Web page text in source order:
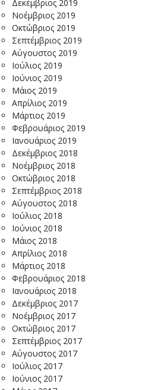
Δεκέμβριος 2019
Νοέμβριος 2019
Οκτώβριος 2019
Σεπτέμβριος 2019
Αύγουστος 2019
Ιούλιος 2019
Ιούνιος 2019
Μάιος 2019
Απρίλιος 2019
Μάρτιος 2019
Φεβρουάριος 2019
Ιανουάριος 2019
Δεκέμβριος 2018
Νοέμβριος 2018
Οκτώβριος 2018
Σεπτέμβριος 2018
Αύγουστος 2018
Ιούλιος 2018
Ιούνιος 2018
Μάιος 2018
Απρίλιος 2018
Μάρτιος 2018
Φεβρουάριος 2018
Ιανουάριος 2018
Δεκέμβριος 2017
Νοέμβριος 2017
Οκτώβριος 2017
Σεπτέμβριος 2017
Αύγουστος 2017
Ιούλιος 2017
Ιούνιος 2017